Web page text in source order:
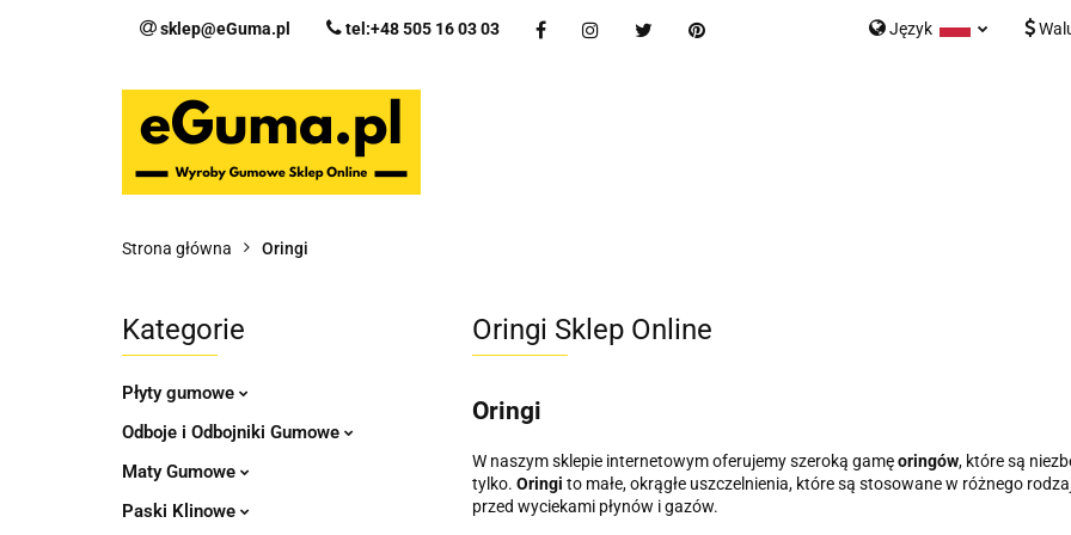
sklep@eGuma.pl tel:+48 505 16 03 03 Język
Kategorie Nowości Bestsellery Kontakt Formularz
Strona główna Oringi
Kategorie
Płyty gumowe
Odboje i Odbojniki Gumowe
Maty Gumowe
Paski Klinowe
Oringi Sklep Online
Oringi
W naszym sklepie internetowym oferujemy szeroką gamęoringów, które są
tylko. Oringi to małe, okrągłe uszczelnienia, które są stosowane w różnego
przed wyciekami płynów i gazów.